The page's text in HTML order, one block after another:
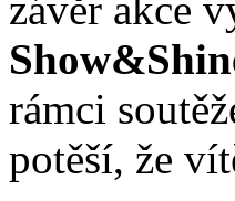
závěr akce
rámci
potěší, že